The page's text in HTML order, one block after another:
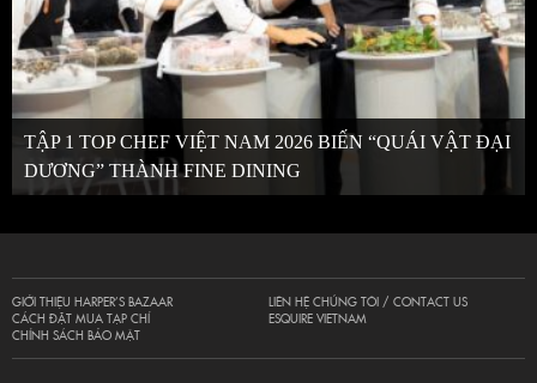
TẬP 1 TOP CHEF VIỆT NAM 2026 BIẾN “QUÁI VẬT ĐẠI
DƯƠNG” THÀNH FINE DINING
GIỚI THIỆU HARPER’S BAZAAR
CÁCH ĐẶT MUA TẠP CHÍ
CHÍNH SÁCH BẢO MẬT
LIÊN HỆ CHÚNG TÔI / CONTACT US
ESQUIRE VIETNAM